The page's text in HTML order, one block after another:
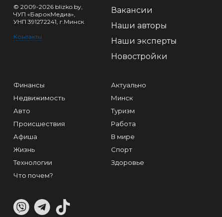
© 2009-2026 blizko.by,
ЧУП «БарокМедиа»,
УНП 391272241, г.Минск
Контакты
Вакансии
Наши авторы
Наши эксперты
Новостройки
Финансы
Недвижимость
Авто
Происшествия
Афиша
Жизнь
Технологии
Что почем?
Актуально
Минск
Туризм
Работа
В мире
Спорт
Здоровье